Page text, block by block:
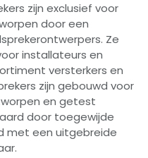
zijn exclusief voor
door een
Ze
installateurs en
versterkers en
zijn gebouwd voor
en getest
door toegewijde
met een uitgebreide